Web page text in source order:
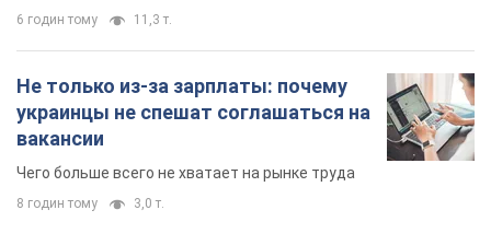
6 годин тому 11,3 т.
Не только из-за зарплаты: почему
украинцы не спешат соглашаться на
вакансии
Чего больше всего не хватает на рынке труда
8 годин тому 3,0 т.